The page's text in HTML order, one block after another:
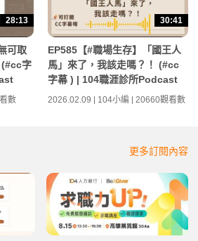
28:13
可取
(#cc字
數
30:41
EP585【#職場生存】「國王人
馬」來了，我該走嗎？！ (#cc
字幕 ) | 104職涯診所Podcast
2026.02.09 | 104小編 | 20660觀看數
更多訂閱內容